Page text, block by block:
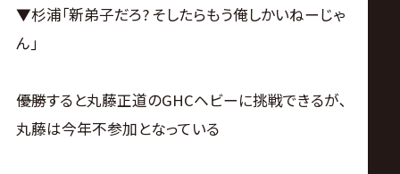
▼杉浦｢新弟子だろ? そしたらもう俺しかいねーじゃ
ん｣
――優勝すると丸藤正道のGHCヘビーに挑戦できるが､
丸藤は今年不参加となっている